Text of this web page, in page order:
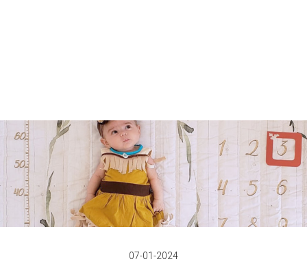
07-01-2024